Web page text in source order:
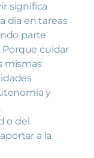
significa
día en tareas
parte
Porque cuidar
mismas
y
o del
a la